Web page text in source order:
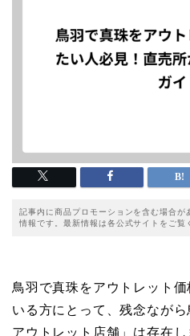
記事内に商品プロモーションを含む場合
情報です。最新情報は各公式サイトをご覧
鳥羽で真珠をアウトレット
いる方にとって、残念なが
アウトレット店舗」は存在